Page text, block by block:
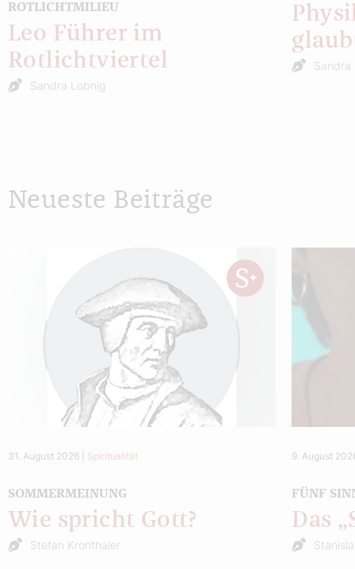
ROTLICHTMILIEU
Leo Führer im
Rotlichtviertel
Sandra Lobnig
Sandra
Neueste Beiträge
31. August 2026 Spiritualität
SOMMERMEINUNG
Wie spricht Gott?
Stefan Kronthaler
9. August
FÜNF
Das